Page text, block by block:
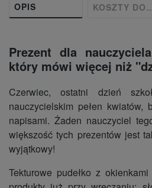
OPIS KOSZTY
Prezent dla
który mówi więcej niż
Czerwiec, ostatni dzień
nauczycielskim pełen kwiatów,
napisami. Żaden nauczyciel
większość tych prezentów jest
wyjątkowy!
Tekturowe pudełko z